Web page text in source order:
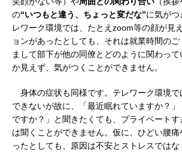
の“いつもと違う、ちょっと変だな”に気がつ
レワーク環境では、たとえzoom等の顔が見
ョンがあったとしても、それは就業時間のご
まして部下が他の同僚とどのように関わっ
か見えず、気がつくことができません。
身体の症状も同様です。テレワーク環境で
できないが故に、「最近眠れていますか？
ですか？」と聞きたくても、プライベート
は聞くことができません。仮に、ひどい腰
ったとしても、原因は不安とストレスでは